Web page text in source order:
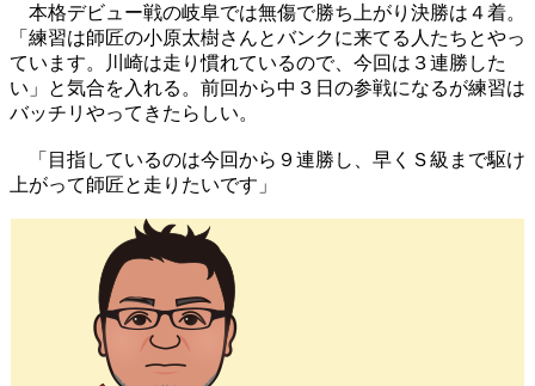
本格デビュー戦の岐阜では無傷で勝ち上がり決勝は４着。
「練習は師匠の小原太樹さんとバンクに来てる人たちとやっ
ています。川崎は走り慣れているので、今回は３連勝した
い」と気合を入れる。前回から中３日の参戦になるが練習は
バッチリやってきたらしい。
「目指しているのは今回から９連勝し、早くＳ級まで駆け
上がって師匠と走りたいです」